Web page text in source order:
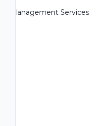
Management Services